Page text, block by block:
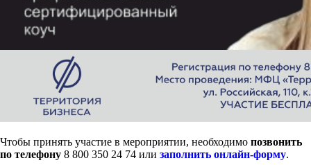
Чтобы принять участие в мероприятии, необходимо позвонить
по телефону 8 800 350 24 74 или заполнить онлайн-форму.